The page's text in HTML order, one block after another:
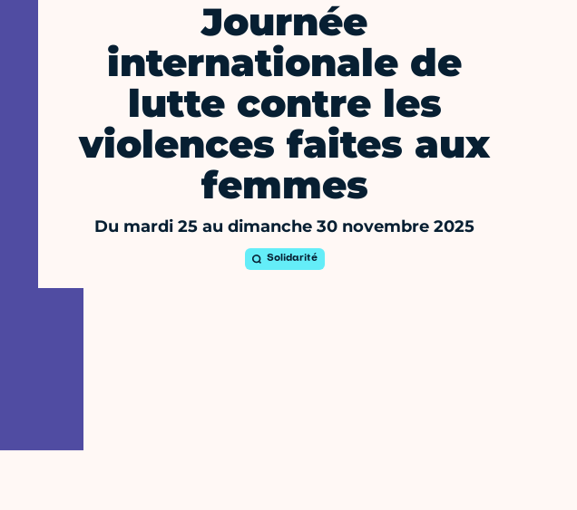
Journée
internationale de
lutte contre les
violences faites aux
femmes
Du mardi 25 au dimanche 30 novembre 2025
Solidarité